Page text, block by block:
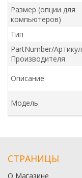
Размер (опции для
компьютеров)
Тип
PartNumber/Артикул
Производителя
Описание
Модель
СТРАНИЦЫ
О Магазине